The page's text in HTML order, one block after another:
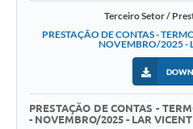
Terceiro Setor /
PRESTAÇÃO DE CONTAS -
NOVEMBRO/2025 -
PRESTAÇÃO DE CONTAS -
- NOVEMBRO/2025 - LAR